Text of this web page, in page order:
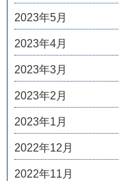
2023年5月
2023年4月
2023年3月
2023年2月
2023年1月
2022年12月
2022年11月